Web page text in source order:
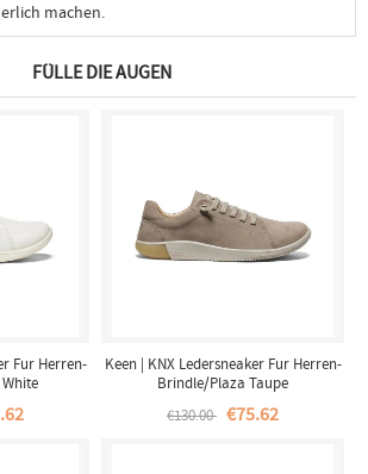
machen.
FÜLLE DIE AUGEN
Fur Herren-
Keen | KNX Ledersneaker Fur Herren-
Brindle/Plaza Taupe
€130.00 €75.62